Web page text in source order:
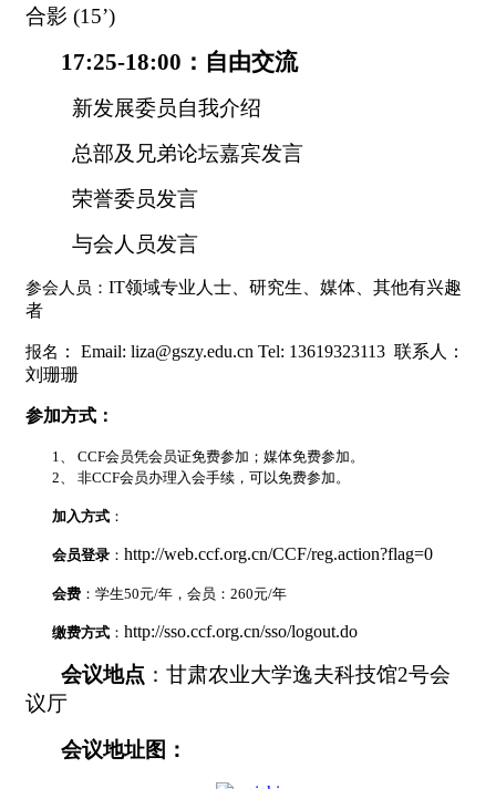
合影 (15’)
17:25-18:00 ：自由交流
新发展委员自我介绍
总部及兄弟论坛嘉宾发言
荣誉委员发言
与会人员发言
参会人员： IT领域专业人士、研究生、媒体、其他有兴趣
者
报名 ： Email: liza@gszy.edu.cn Tel: 13619323113 联系人：
刘珊珊
参加方式：
1、 CCF会员凭会员证免费参加；媒体免费参加。
2、 非CCF会员办理入会手续，可以免费参加。
加入方式 ：
会员登录 ： http://web.ccf.org.cn/CCF/reg.action?flag=0
会费 ：学生50元/年，会员： 260元/年
缴费方式 ： http://sso.ccf.org.cn/sso/logout.do
会议地点 ：甘肃农业大学逸夫科技馆2号会
议厅
会议地址图：